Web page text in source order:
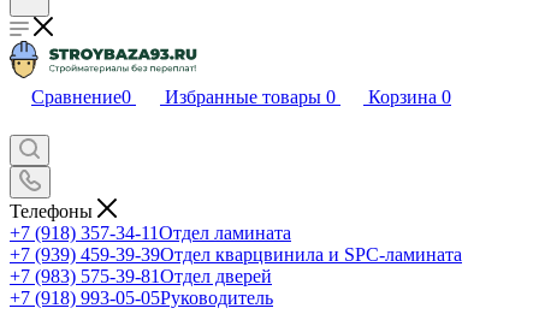
Сравнение0 Избранные товары 0 Корзина 0
Телефоны
+7 (918) 357-34-11Отдел ламината
+7 (939) 459-39-39Отдел кварцвинила и SPC-ламината
+7 (983) 575-39-81Отдел дверей
+7 (918) 993-05-05Руководитель